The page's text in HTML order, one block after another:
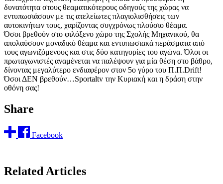
δυνατότητα στους θεαματικότερους οδηγούς της χώρας να
εντυπωσιάσουν με τις ατελείωτες πλαγιολισθήσεις των
αυτοκινήτων τους, χαρίζοντας συγχρόνως πλούσιο θέαμα.
Όσοι βρεθούν στο φιλόξενο χώρο της Σχολής Μηχανικού, θα
απολαύσουν μοναδικό θέαμα και εντυπωσιακά περάσματα από
τους αγωνιζόμενους και στις δύο κατηγορίες του αγώνα. Όλοι οι
πρωταγωνιστές αναμένεται να παλέψουν για μία θέση στο βάθρο,
δίνοντας μεγαλύτερο ενδιαφέρον στον 5ο γύρο του Π.Π.Drift!
Όσοι ΔΕΝ βρεθούν…Sportaltv την Κυριακή και η δράση στην
οθόνη σας!
Share
Facebook
Related Articles